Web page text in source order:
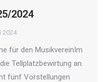
2024
2024
für den MusikvereinIm
Tellplatzbewirtung an.
fünf Vorstellungen